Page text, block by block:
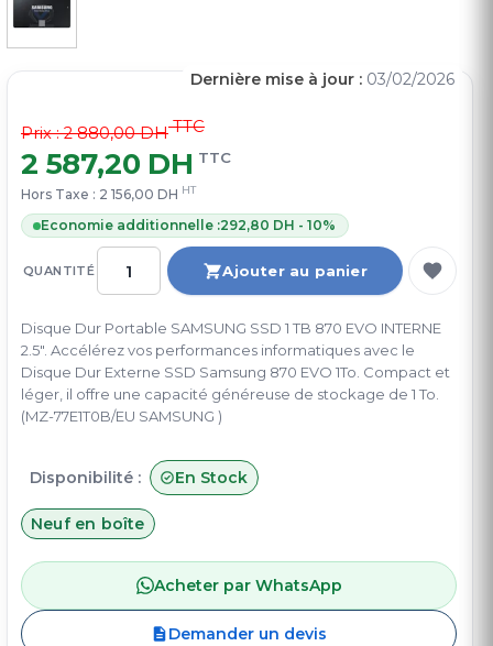
QUANTITÉ Ajouter au panier
Prix : 2 880,00 DHTTC
2 587,20 DH TTC
Hors Taxe : 2 156,00 DH HT
Economie additionnelle :292,80 DH - 10%
Disque Dur Portable SAMSUNG SSD 1 TB 870 EVO INTERNE
2.5". Accélérez vos performances informatiques avec le
Disque Dur Externe SSD Samsung 870 EVO 1To. Compact et
léger, il offre une capacité généreuse de stockage de 1 To.
(MZ-77E1T0B/EU SAMSUNG )
Disponibilité : En Stock
Dernière mise à jour : 03/02/2026
Neuf en boîte
Acheter par WhatsApp
Demander un devis